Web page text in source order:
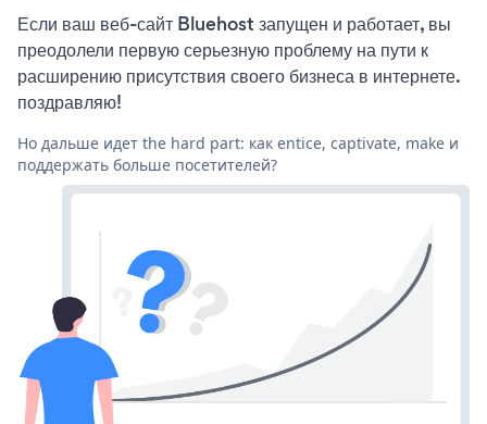
Если ваш веб-сайт Bluehost запущен и работает, вы
преодолели первую серьезную проблему на пути к
расширению присутствия своего бизнеса в интернете.
поздравляю!
Но дальше идет the hard part: как entice, captivate, make и
поддержать больше посетителей?